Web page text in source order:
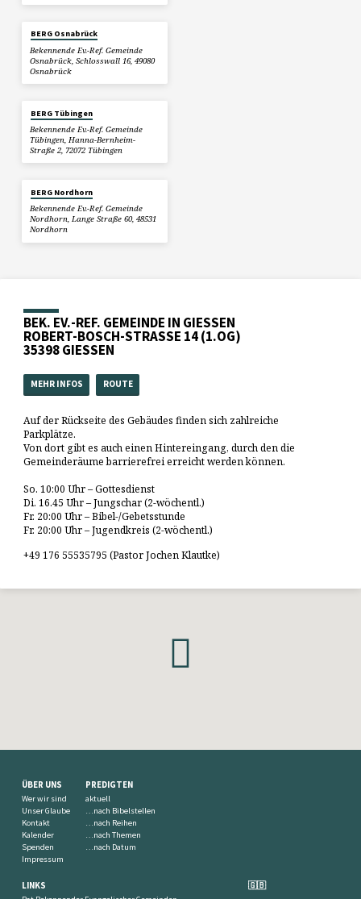
BERG Osnabrück
Bekennende Ev.-Ref. Gemeinde
Osnabrück, Schlosswall 16, 49080
Osnabrück
BERG Tübingen
Bekennende Ev.-Ref. Gemeinde
Tübingen, Hanna-Bernheim-
Straße 2, 72072 Tübingen
BERG Nordhorn
Bekennende Ev.-Ref. Gemeinde
Nordhorn, Lange Straße 60, 48531
Nordhorn
BEK. EV.-REF. GEMEINDE IN GIESSEN
ROBERT-BOSCH-STRASSE 14 (1.OG)
35398 GIESSEN
MEHR INFOS ROUTE
Auf der Rückseite des Gebäudes finden sich zahlreiche
Parkplätze.
Von dort gibt es auch einen Hintereingang, durch den die
Gemeinderäume barrierefrei erreicht werden können.
So. 10:00 Uhr – Gottesdienst
Di. 16.45 Uhr – Jungschar (2-wöchentl.)
Fr. 20:00 Uhr – Bibel-/Gebetsstunde
Fr. 20:00 Uhr – Jugendkreis (2-wöchentl.)
+49 176 55535795 (Pastor Jochen Klautke)
ÜBER UNS
Wer wir sind
Unser Glaube
Kontakt
Kalender
Spenden
Impressum
PREDIGTEN
aktuell
…nach Bibelstellen
…nach Reihen
…nach Themen
…nach Datum
LINKS 🇬🇧